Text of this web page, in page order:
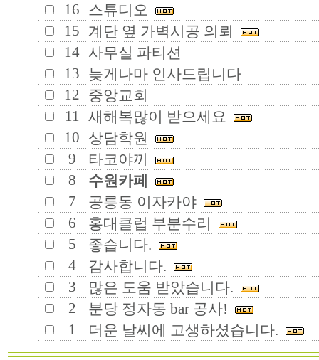
16 스튜디오
15 계단 옆 가벽시공 의뢰
14 사무실 파티션
13 늦게나마 인사드립니다
12 중앙교회
11 새해복많이 받으세요
10 상담학원
9
타코야끼
8
수원카페
7
공릉동 이자카야
6
홍대클럽 부분수리
5
좋습니다.
4
감사합니다.
3
많은 도움 받았습니다.
2
분당 정자동 bar 공사!
1
더운 날씨에 고생하셨습니다.